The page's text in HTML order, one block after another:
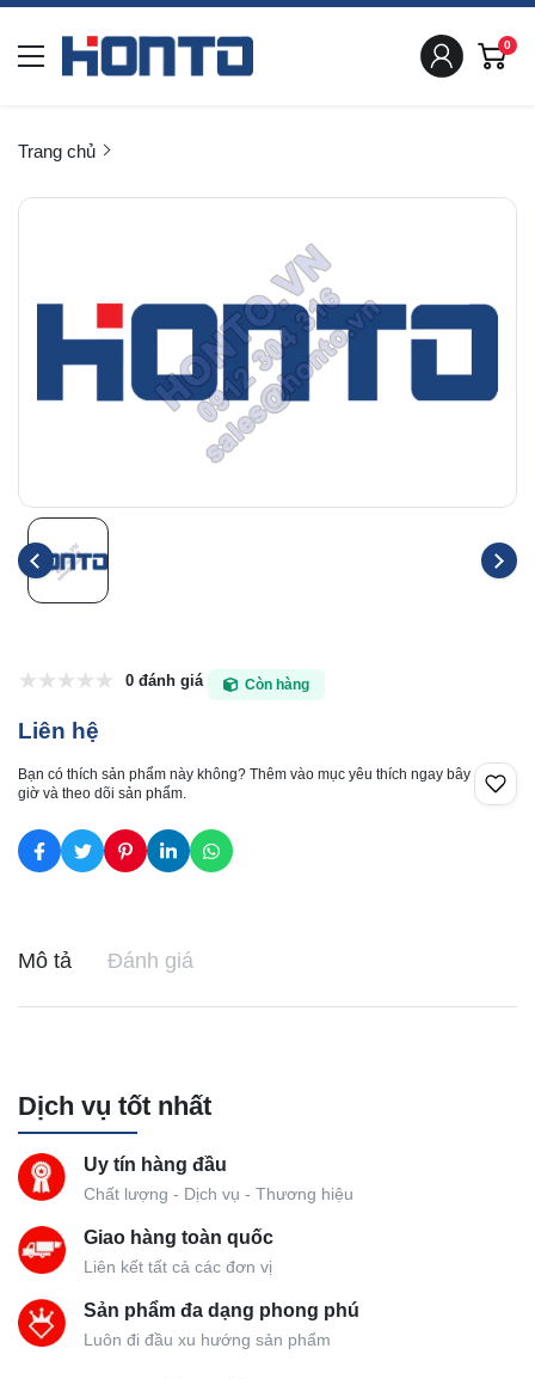
0
Trang chủ
0 đánh giá Còn hàng
Liên hệ
Bạn có thích sản phẩm này không? Thêm vào mục yêu thích ngay bây
giờ và theo dõi sản phẩm.
Mô tả Đánh giá
Dịch vụ tốt nhất
Uy tín hàng đầu
Chất lượng - Dịch vụ - Thương hiệu
Giao hàng toàn quốc
Liên kết tất cả các đơn vị
Sản phẩm đa dạng phong phú
Luôn đi đầu xu hướng sản phẩm